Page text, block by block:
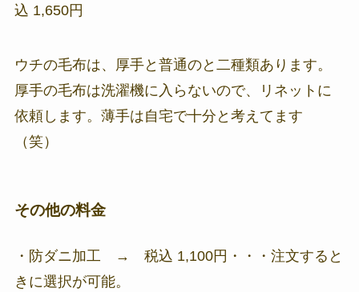
込 1,650円
ウチの毛布は、厚手と普通のと二種類あります。
厚手の毛布は洗濯機に入らないので、リネットに
依頼します。薄手は自宅で十分と考えてます
（笑）
その他の料金
・防ダニ加工 → 税込 1,100円・・・注文すると
きに選択が可能。